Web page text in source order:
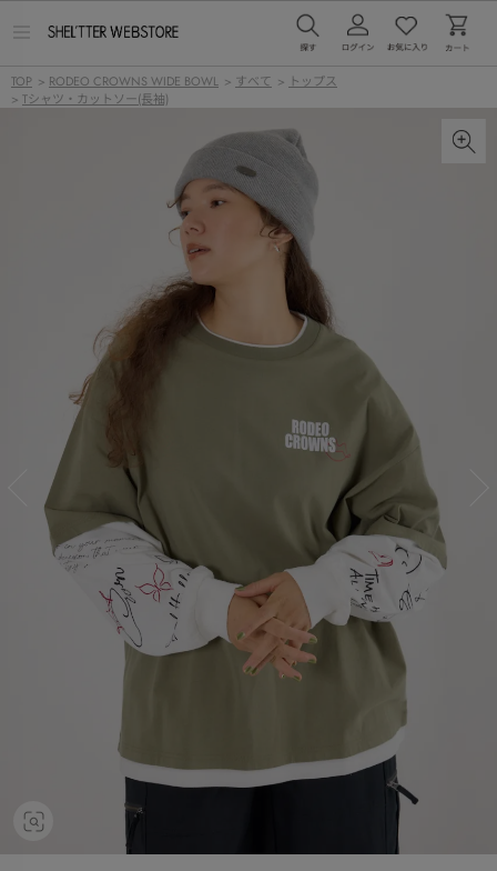
ー
を
TOP > RODEO CROWNS WIDE BOWL > すべて > トップス
> Tシャツ・カットソー(長袖)